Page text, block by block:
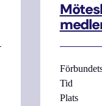
Tid
Plats